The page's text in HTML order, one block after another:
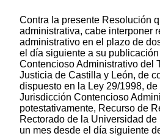
Contra la presente Resolución
administrativa, cabe interponer
administrativo en el plazo de
el día siguiente a su
Contencioso Administrativo del
Justicia de Castilla y León, de
dispuesto en la Ley 29/1998,
Jurisdicción Contencioso
potestativamente, Recurso de
Rectorado de la Universidad
un mes desde el día siguiente